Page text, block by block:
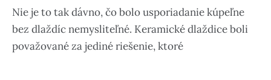
Nie je to tak dávno, čo bolo usporiadanie kúpeľne
bez dlaždíc nemysliteľné. Keramické dlaždice boli
považované za jediné riešenie, ktoré